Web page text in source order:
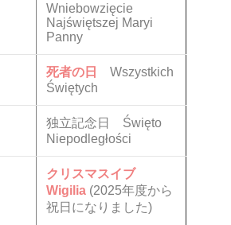
Wniebowzięcie
Najświętszej Maryi
Panny
死者の日
Wszystkich
Świętych
独立記念日 Święto
Niepodległości
クリスマスイブ
Wigilia (2025年度から
祝日になりました)